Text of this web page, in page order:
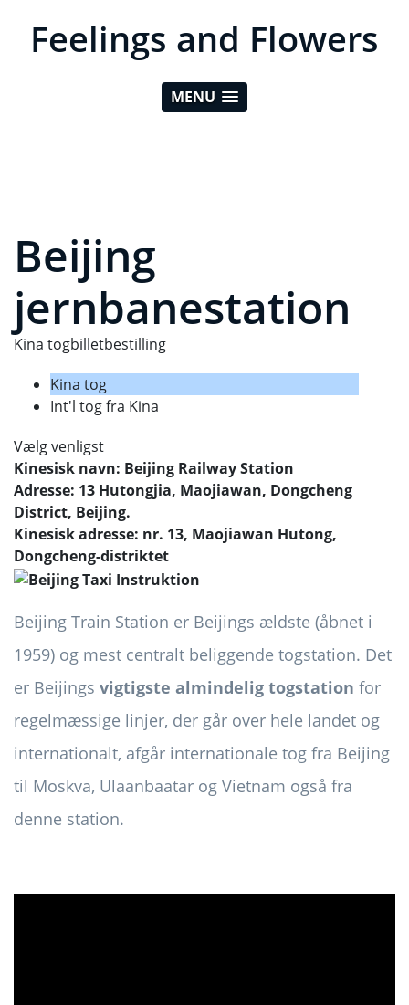
Feelings and Flowers
MENU
Beijing
jernbanestation
Kina togbilletbestilling
Kina tog
Int'l tog fra Kina
Vælg venligst
Kinesisk navn: Beijing Railway Station
Adresse: 13 Hutongjia, Maojiawan, Dongcheng
District, Beijing.
Kinesisk adresse: nr. 13, Maojiawan Hutong,
Dongcheng-distriktet
Beijing Train Station er Beijings ældste (åbnet i
1959) og mest centralt beliggende togstation. Det
er Beijings vigtigste almindelig togstation for
regelmæssige linjer, der går over hele landet og
internationalt, afgår internationale tog fra Beijing
til Moskva, Ulaanbaatar og Vietnam også fra
denne station.